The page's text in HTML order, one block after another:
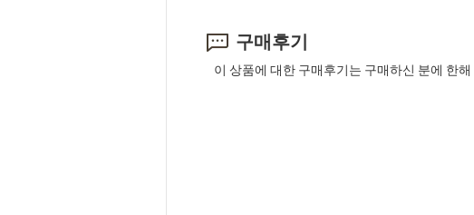
구매후기
이 상품에 대한 구매후기는 구매하신 분에 한해